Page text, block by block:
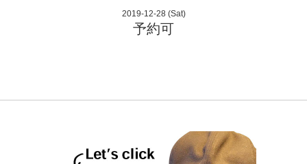
2019-12-28 (Sat)
予約可